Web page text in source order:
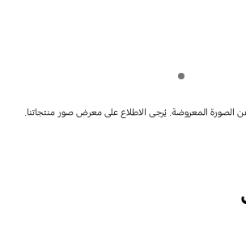
الصورة المعروضة. يُرجى الاطلاع على معرض صور منتجاتنا.